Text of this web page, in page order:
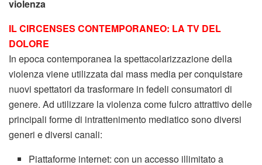
violenza
IL CIRCENSES CONTEMPORANEO: LA TV DEL
DOLORE
In epoca contemporanea la spettacolarizzazione della
violenza viene utilizzata dai mass media per conquistare
nuovi spettatori da trasformare in fedeli consumatori di
genere. Ad utilizzare la violenza come fulcro attrattivo delle
principali forme di intrattenimento mediatico sono diversi
generi e diversi canali:
Piattaforme internet: con un accesso illimitato a